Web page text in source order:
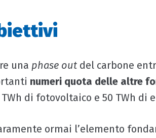
una phase out del carbone
numeri quota delle altre
di fotovoltaico e 50 TWh di
ormai l’elemento